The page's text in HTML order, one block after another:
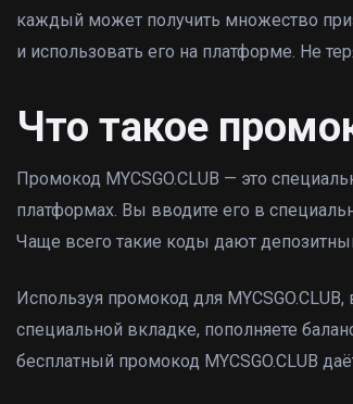
каждый может получить множество
и использовать его на платформе. Не
Что такое
Промокод MYCSGO.CLUB — это
платформах. Вы вводите его в
Чаще всего такие коды дают
Используя промокод для
специальной вкладке, пополняете
бесплатный промокод MYCSGO.CLUB